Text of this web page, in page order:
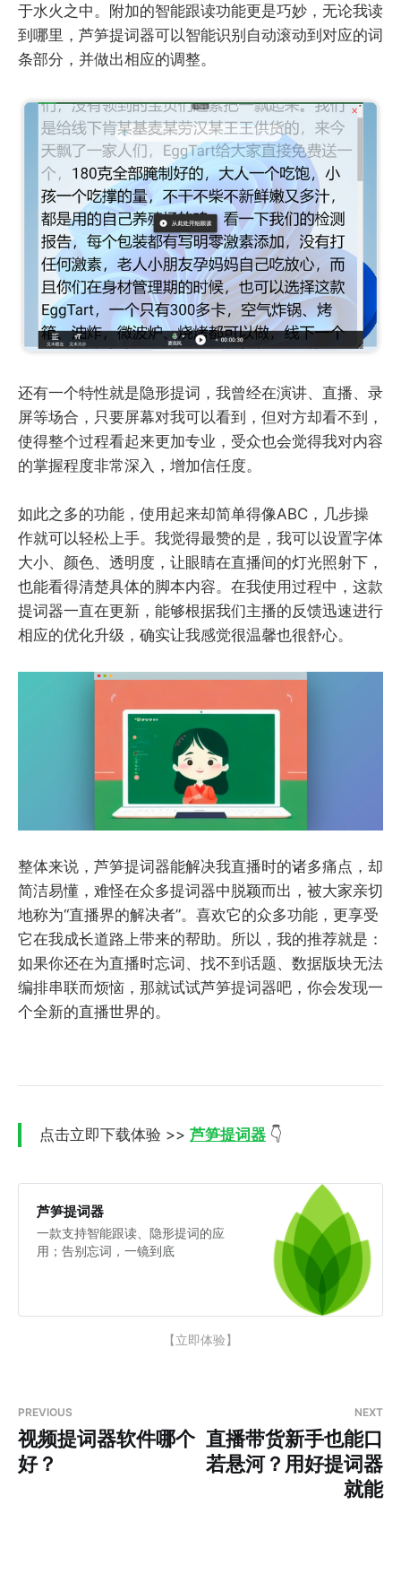
于水火之中。附加的智能跟读功能更是巧妙，无论我读
到哪里，芦笋提词器可以智能识别自动滚动到对应的词
条部分，并做出相应的调整。
还有一个特性就是隐形提词，我曾经在演讲、直播、录
屏等场合，只要屏幕对我可以看到，但对方却看不到，
使得整个过程看起来更加专业，受众也会觉得我对内容
的掌握程度非常深入，增加信任度。
如此之多的功能，使用起来却简单得像ABC，几步操
作就可以轻松上手。我觉得最赞的是，我可以设置字体
大小、颜色、透明度，让眼睛在直播间的灯光照射下，
也能看得清楚具体的脚本内容。在我使用过程中，这款
提词器一直在更新，能够根据我们主播的反馈迅速进行
相应的优化升级，确实让我感觉很温馨也很舒心。
整体来说，芦笋提词器能解决我直播时的诸多痛点，却
简洁易懂，难怪在众多提词器中脱颖而出，被大家亲切
地称为“直播界的解决者”。喜欢它的众多功能，更享受
它在我成长道路上带来的帮助。所以，我的推荐就是：
如果你还在为直播时忘词、找不到话题、数据版块无法
编排串联而烦恼，那就试试芦笋提词器吧，你会发现一
个全新的直播世界的。
点击立即下载体验 >> 芦笋提词器 👇
芦笋提词器
一款支持智能跟读、隐形提词的应
用；告别忘词，一镜到底
【立即体验】
PREVIOUS
视频提词器软件哪个
好？
NEXT
直播带货新手也能口
若悬河？用好提词器
就能